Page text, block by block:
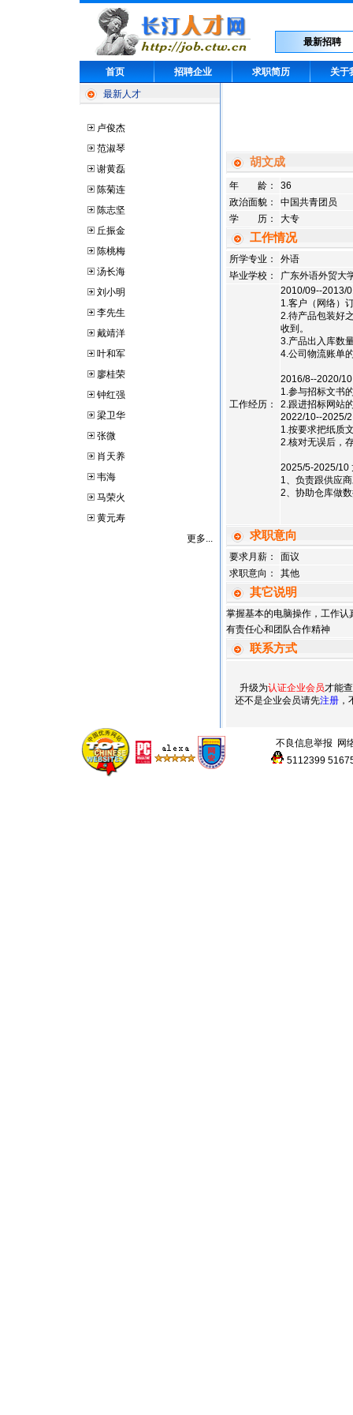
最新招聘
首页 招聘企业 求职简历
关于
最新人才
卢俊杰
范淑琴
谢黄磊
陈菊连
陈志坚
丘振金
陈桃梅
汤长海
刘小明
李先生
戴靖洋
叶和军
廖桂荣
钟红强
梁卫华
张微
肖天养
韦海
马荣火
黄元寿
更多...
胡文成
年 龄：
36
政治面貌：
中国共青团员
学 历：
大专
工作情况
所学专业：
外语
毕业学校：
广东外语外贸大
工作经历：
2010/09--2013/
1.客户（网络）
2.待产品包装好
收到。
3.产品出入库数
4.公司物流账单
2016/8--2020/
1.参与招标文书
2.跟进招标网站
2022/10--2025/
1.按要求把纸质
2.核对无误后，
2025/5-2025/10
1、负责跟供应
2、协助仓库做
求职意向
要求月薪：
面议
求职意向：
其他
其它说明
掌握基本的电脑操作，工作
有责任心和团队合作精神
联系方式
升级为认证企业会员才能
还不是企业会员请先注册
不良信息举报 网
5112399